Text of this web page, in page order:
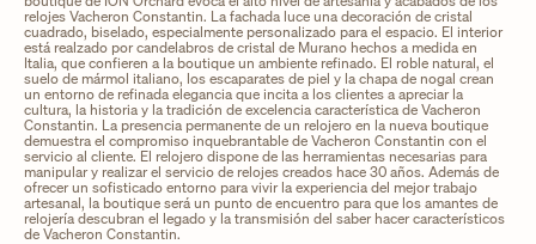
relojes Vacheron Constantin. La fachada luce una decoración de cristal
cuadrado, biselado, especialmente personalizado para el espacio. El interior
está realzado por candelabros de cristal de Murano hechos a medida en
Italia, que confieren a la boutique un ambiente refinado. El roble natural, el
suelo de mármol italiano, los escaparates de piel y la chapa de nogal crean
un entorno de refinada elegancia que incita a los clientes a apreciar la
cultura, la historia y la tradición de excelencia característica de Vacheron
Constantin. La presencia permanente de un relojero en la nueva boutique
demuestra el compromiso inquebrantable de Vacheron Constantin con el
servicio al cliente. El relojero dispone de las herramientas necesarias para
manipular y realizar el servicio de relojes creados hace 30 años. Además de
ofrecer un sofisticado entorno para vivir la experiencia del mejor trabajo
artesanal, la boutique será un punto de encuentro para que los amantes de
relojería descubran el legado y la transmisión del saber hacer característicos
de Vacheron Constantin.